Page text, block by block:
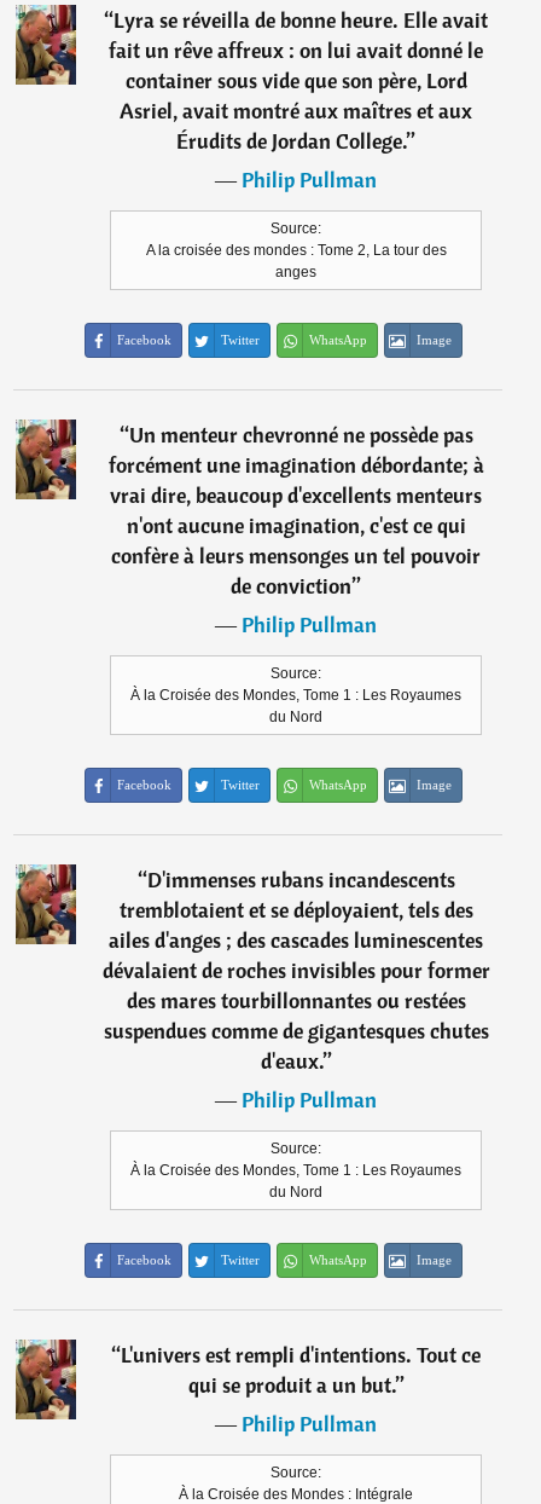
“Lyra se réveilla de bonne heure. Elle avait
fait un rêve affreux : on lui avait donné le
container sous vide que son père, Lord
Asriel, avait montré aux maîtres et aux
Érudits de Jordan College.”
―Philip Pullman
Source:
A la croisée des mondes : Tome 2, La tour des
anges
Facebook Twitter WhatsApp Image
“Un menteur chevronné ne possède pas
forcément une imagination débordante; à
vrai dire, beaucoup d'excellents menteurs
n'ont aucune imagination, c'est ce qui
confère à leurs mensonges un tel pouvoir
de conviction”
―Philip Pullman
Source:
À la Croisée des Mondes, Tome 1 : Les Royaumes
du Nord
Facebook Twitter WhatsApp Image
“D'immenses rubans incandescents
tremblotaient et se déployaient, tels des
ailes d'anges ; des cascades luminescentes
dévalaient de roches invisibles pour former
des mares tourbillonnantes ou restées
suspendues comme de gigantesques chutes
d'eaux.”
―Philip Pullman
Source:
À la Croisée des Mondes, Tome 1 : Les Royaumes
du Nord
Facebook Twitter WhatsApp Image
“L'univers est rempli d'intentions. Tout ce
qui se produit a un but.”
―Philip Pullman
Source:
À la Croisée des Mondes : Intégrale